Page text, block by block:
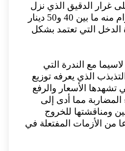
غرار الدقيق الذي نزل
إلى مستويات غير مسبوقة وبلغ سعر الكيلوغرام منه ما بين 40 و50 دينار
الدخل التي تعتمد بشكل
مع الندرة التي
الذي يعرفه توزيع
تشهدها الأسعار والرفع
مما أدى إلى
ومناقشتها للخروج
من الأزمات المفتعلة في